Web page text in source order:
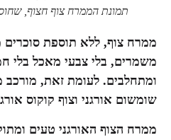
תמונת הממרח צוף חצוף, שחוסל
ממרח צוף, ללא תוספת סוכרים
משמרים, בלי צבעי מאכל בלי חמרי
ומתחלבים.לעומת זאת, מורכב
שומשום אורגני וצוף קוקוס אורגני.
ממרח הצוף האורגני טעים ומתוק